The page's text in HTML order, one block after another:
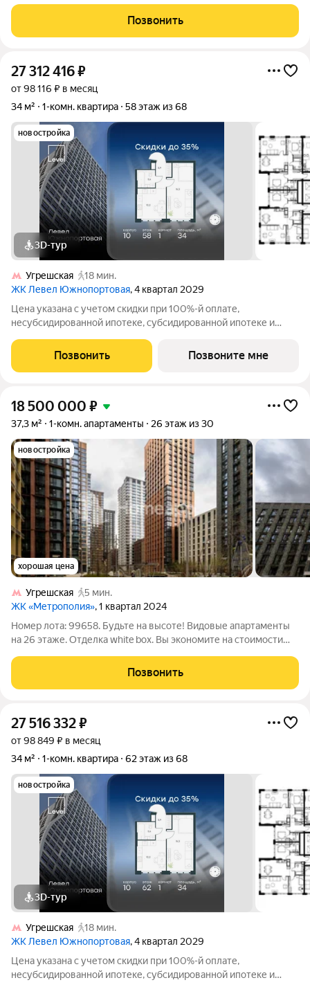
Позвонить
27 312 416₽
от 98 116 ₽ в месяц
34 м²
1-комн. квартира 58 этаж из 68
новостройка
3D-тур
Угрешская
18 мин.
ЖК Левел Южнопортовая, 4 квартал 2029
Цена указана с учетом скидки при 100%-й оплате,
несубсидированной ипотеке, субсидированной ипотеке и
личном кабинете до обращения за консультацией. В северной
части района Печатники
Позвонить Позвоните мне
18 500 000 ₽
37,3 м² 1-комн. апартаменты 26 этаж из 30
новостройка
хорошая цена
Угрешская
5 мин.
ЖК «Метрополия», 1 квартал 2024
Номер лота: 99658. Будьте на высоте! Видовые апартаменты
на 26 этаже. Отделка white box. Вы экономите на стоимости
известного застройщика. Высокие потолки создают
пространство. Большая
Позвонить
27 516 332₽
от 98 849 ₽ в месяц
34 м²
1-комн. квартира 62 этаж из 68
новостройка
3D-тур
Угрешская
18 мин.
ЖК Левел Южнопортовая, 4 квартал 2029
Цена указана с учетом скидки при 100%-й оплате,
несубсидированной ипотеке, субсидированной ипотеке и